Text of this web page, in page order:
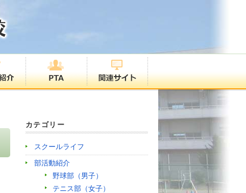
カテゴリー
スクールライフ
部活動紹介
野球部（男子）
テニス部（女子）